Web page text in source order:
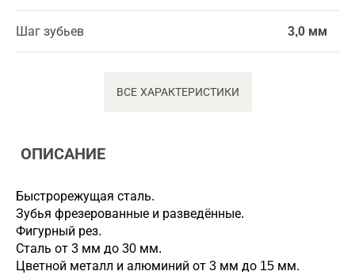
Шаг зубьев 3,0 мм
ВСЕ ХАРАКТЕРИСТИКИ
ОПИСАНИЕ
Быстрорежущая сталь.
Зубья фрезерованные и разведённые.
Фигурный рез.
Сталь от 3 мм до 30 мм.
Цветной металл и алюминий от 3 мм до 15 мм.